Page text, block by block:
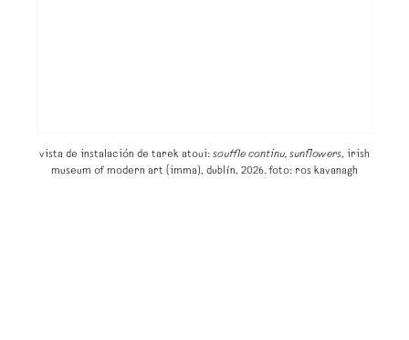
vista de instalación de tarek atoui: souffle continu, sunflowers, irish
museum of modern art (imma), dublín, 2026. foto: ros kavanagh